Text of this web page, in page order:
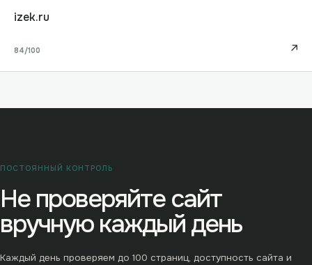
izek.ru
84/100 ↗
ПОСТОЯННЫЙ КОНТРОЛЬ
Не проверяйте сайт
вручную каждый день
Каждый день проверяем до 100 страниц, доступность сайта и